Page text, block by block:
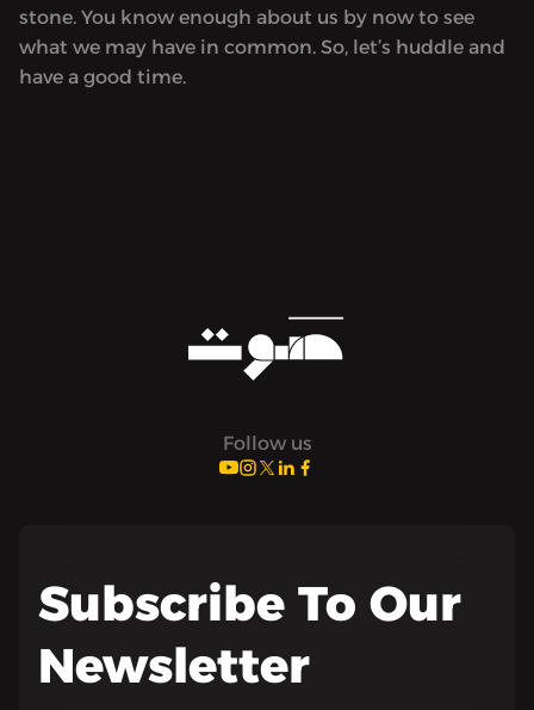
stone. You know enough about us by now to see
what we may have in common. So, let’s huddle and
have a good time.
Follow us
Subscribe To Our
Newsletter